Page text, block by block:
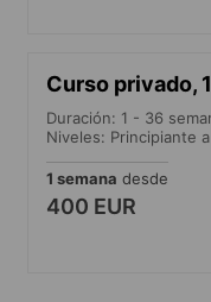
Curso privado,
Duración: 1 - 36
Niveles: Principiante
1 semana desde
400 EUR